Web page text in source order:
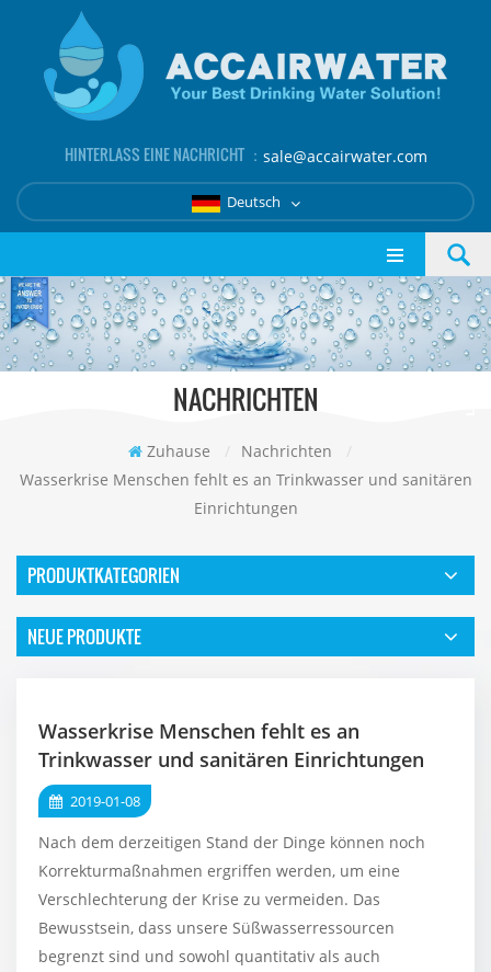
HINTERLASS EINE NACHRICHT ： sale@accairwater.com
Deutsch
NACHRICHTEN
Zuhause / Nachrichten
/
Wasserkrise Menschen fehlt es an Trinkwasser und sanitären
Einrichtungen
PRODUKTKATEGORIEN
NEUE PRODUKTE
Wasserkrise Menschen fehlt es an
Trinkwasser und sanitären Einrichtungen
2019-01-08
Nach dem derzeitigen Stand der Dinge können noch
Korrekturmaßnahmen ergriffen werden, um eine
Verschlechterung der Krise zu vermeiden. Das
Bewusstsein, dass unsere Süßwasserressourcen
begrenzt sind und sowohl quantitativ als auch